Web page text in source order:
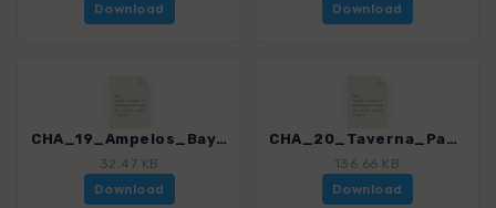
Download
Download
CHA_19_Ampelos_Bay_0274_1.gpx
32.47 KB
Download
CHA_20_Taverna_Panorama-Sikia_0274_1.gpx
136.66 KB
Download